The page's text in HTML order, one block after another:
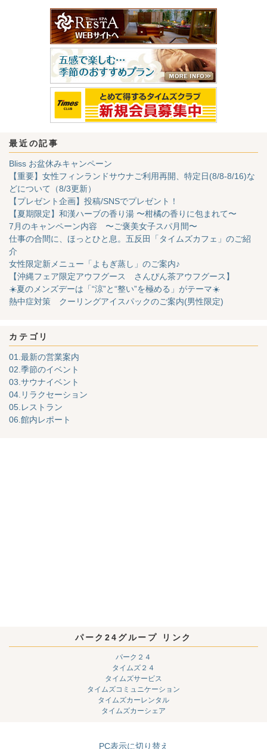
最近の記事
Bliss お盆休みキャンペーン
【重要】女性フィンランドサウナご利用再開、特定日(8/8-8/16)な
どについて（8/3更新）
【プレゼント企画】投稿/SNSでプレゼント！
【夏期限定】和漢ハーブの香り湯 〜柑橘の香りに包まれて〜
7月のキャンペーン内容 〜ご褒美女子スパ月間〜
仕事の合間に、ほっとひと息。五反田「タイムズカフェ」のご紹
介
女性限定新メニュー「よもぎ蒸し」のご案内♪
【沖縄フェア限定アウフグース さんぴん茶アウフグース】
☀️夏のメンズデーは「“涼”と“整い”を極める」がテーマ☀️
熱中症対策 クーリングアイスパックのご案内(男性限定)
カテゴリ
01.最新の営業案内
02.季節のイベント
03.サウナイベント
04.リラクセーション
05.レストラン
06.館内レポート
パーク24グループ リンク
パーク２４
タイムズ２４
タイムズサービス
タイムズコミュニケーション
タイムズカーレンタル
タイムズカーシェア
PC表示に切り替え